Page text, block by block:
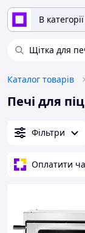
В категорії
Щітка для
Каталог товарів
Печі для
Фільтри
Оплатити